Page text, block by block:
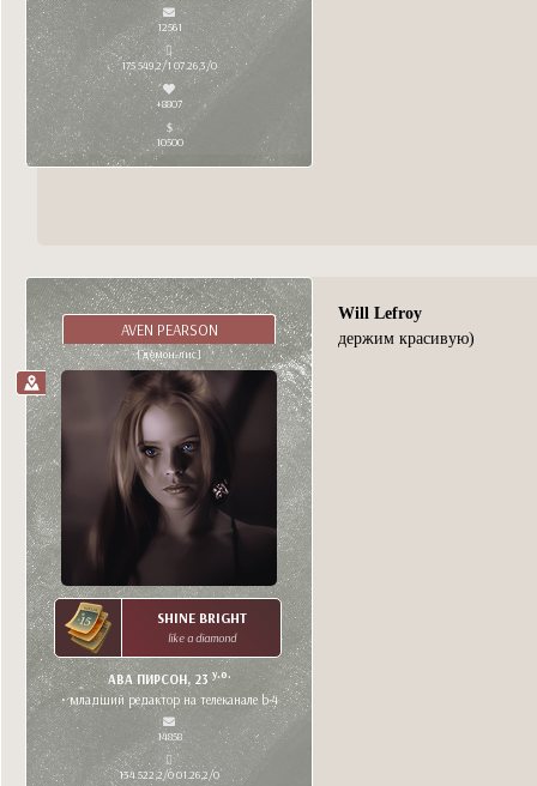
12561
175 549,2/1 07.26,3/0
+8807
10500
AVEN PEARSON
[демон-лис]
SHINE BRIGHT
like a diamond
АВА ПИРСОН, 23y.o.
• младший редактор на телеканале b-4
14858
134 522,2/0 01.26,2/0
Will Lefroy
держим красивую)